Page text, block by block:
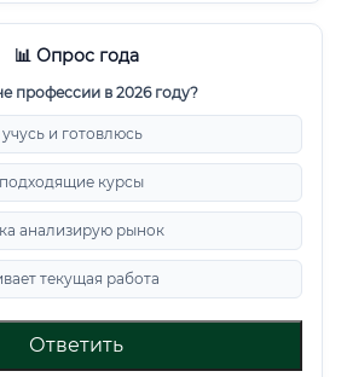
📊 Опрос года
профессии в 2026 году?
и готовлюсь
курсы
анализирую рынок
текущая работа
Ответить